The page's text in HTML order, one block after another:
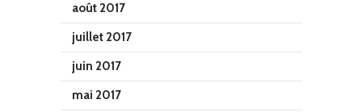
août 2017
juillet 2017
juin 2017
mai 2017